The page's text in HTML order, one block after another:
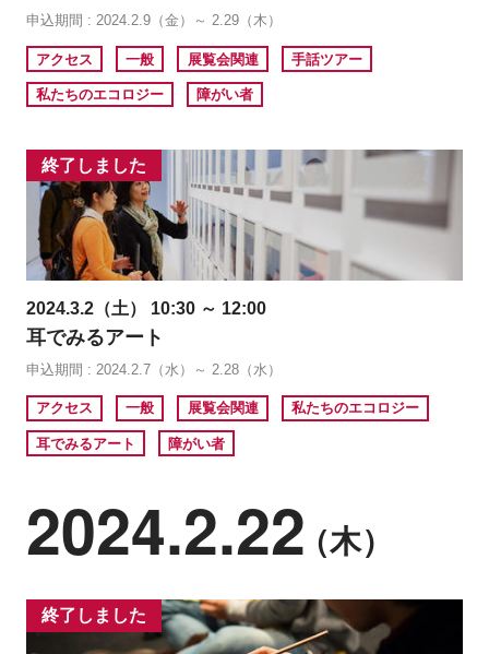
申込期間 : 2024.2.9（金）～ 2.29（木）
アクセス 一般 展覧会関連 手話ツアー
私たちのエコロジー 障がい者
終了しました
2024.3.2（土） 10:30 ～ 12:00
耳でみるアート
申込期間 : 2024.2.7（水）～ 2.28（水）
アクセス 一般 展覧会関連 私たちのエコロジー
耳でみるアート 障がい者
2024.2.22（木）
終了しました